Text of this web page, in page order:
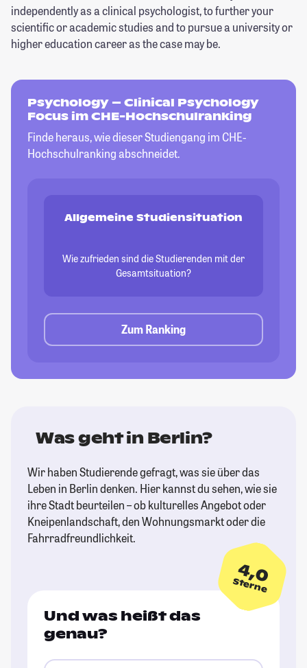
independently as a clinical psychologist, to further your
scientific or academic studies and to pursue a university or
higher education career as the case may be.
Psychology – Clinical Psychology
Focus im CHE-Hochschulranking
Finde heraus, wie dieser Studiengang im CHE-
Hochschulranking abschneidet.
Allgemeine Studiensituation
Wie zufrieden sind die Studierenden mit der
Gesamtsituation?
Zum Ranking
Was geht in Berlin?
Wir haben Studierende gefragt, was sie über das
Leben in Berlin denken. Hier kannst du sehen, wie sie
ihre Stadt beurteilen – ob kulturelles Angebot oder
Kneipenlandschaft, den Wohnungsmarkt oder die
Fahrradfreundlichkeit.
4,0
Sterne
Und was heißt das
genau?